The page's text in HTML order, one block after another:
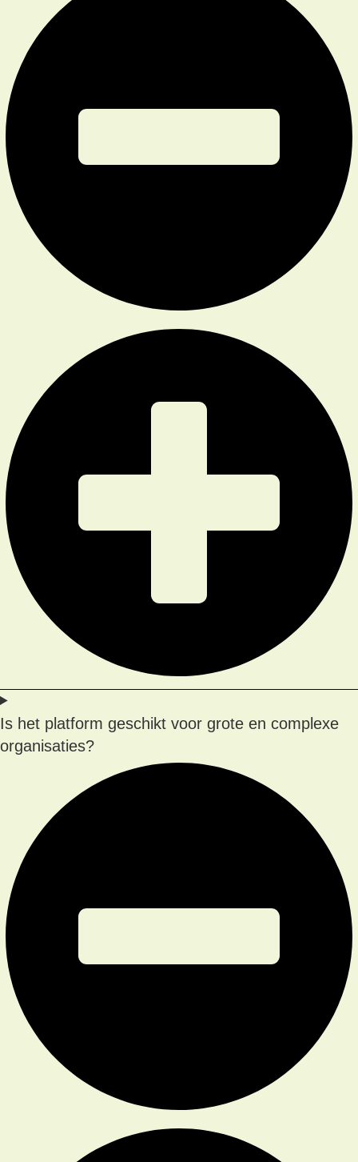
Is het platform geschikt voor grote en complexe
organisaties?